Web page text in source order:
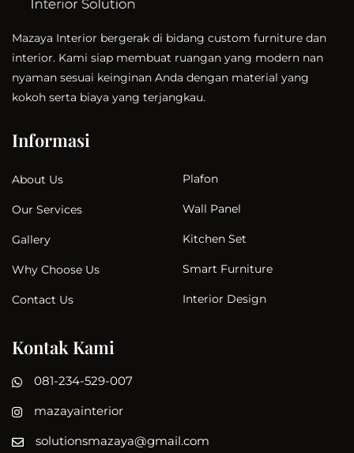
Mazaya Interior bergerak di bidang custom furniture dan
interior. Kami siap membuat ruangan yang modern nan
nyaman sesuai keinginan Anda dengan material yang
kokoh serta biaya yang terjangkau.
Informasi
About Us
Our Services
Gallery
Why Choose Us
Contact Us
Plafon
Wall Panel
Kitchen Set
Smart Furniture
Interior Design
Kontak Kami
081-234-529-007
mazayainterior
solutionsmazaya@gmail.com